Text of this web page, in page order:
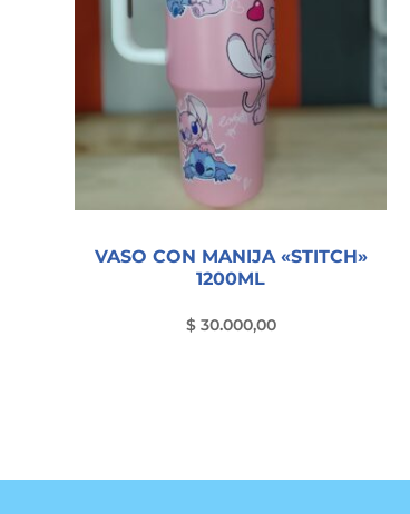
VASO CON MANIJA «STITCH»
1200ML
$30.000,00